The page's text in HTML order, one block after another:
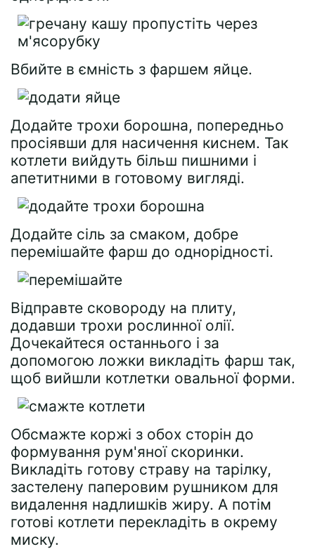
Вбийте в ємність з фаршем яйце.
Додайте трохи борошна, попередньо
просіявши для насичення киснем. Так
котлети вийдуть більш пишними і
апетитними в готовому вигляді.
Додайте сіль за смаком, добре
перемішайте фарш до однорідності.
Відправте сковороду на плиту,
додавши трохи рослинної олії.
Дочекайтеся останнього і за
допомогою ложки викладіть фарш так,
щоб вийшли котлетки овальної форми.
Обсмажте коржі з обох сторін до
формування рум'яної скоринки.
Викладіть готову страву на тарілку,
застелену паперовим рушником для
видалення надлишків жиру. А потім
готові котлети перекладіть в окрему
миску.